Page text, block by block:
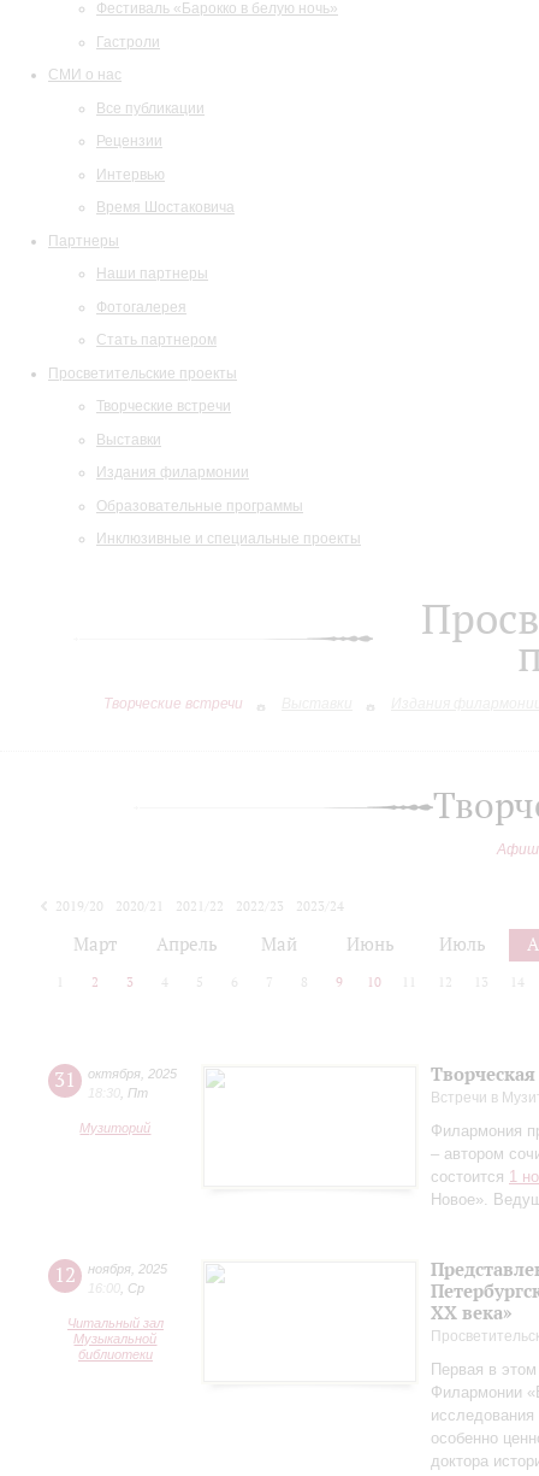
Фестиваль «Барокко в белую ночь»
Гастроли
СМИ о нас
Все публикации
Рецензии
Интервью
Время Шостаковича
Партнеры
Наши партнеры
Фотогалерея
Стать партнером
Просветительские проекты
Творческие встречи
Выставки
Издания филармонии
Образовательные программы
Инклюзивные и специальные проекты
Творческие встречи
2019/20 2020/21 2021/22 2022/23
2023/24
Март Апрель Май Июнь Июль
2 3 4 5 6 7 8 9 10 12 13 14
31 октября 2025
18:30 Пт
Музиторий
Встречи в
Филармония
– автором
состоится 1
Новое».
12 ноября 2025
16:00 Ср
Читальный зал
Музыкальной
библиотеки
ХХ века»
Первая в
Филармонии
особенно
доктора